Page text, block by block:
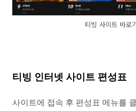
티빙 사이트 바로
티빙 인터넷 사이트 편성표
사이트에 접속 후 편성표 메뉴를